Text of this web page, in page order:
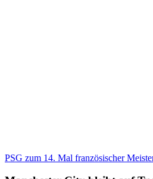
PSG zum 14. Mal französischer